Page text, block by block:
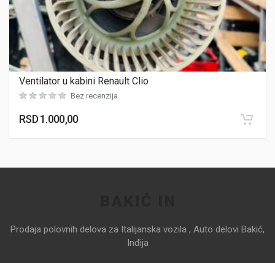
Ventilator u kabini Renault Clio
Bez recenzija
RSD1.000,00
Prodaja polovnih delova za Italijanska vozila , Auto delovi Bakić,
Inđija